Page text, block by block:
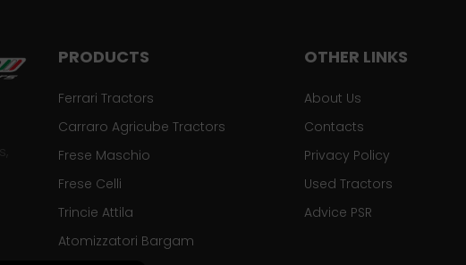
PRODUCTS
Ferrari Tractors
Carraro Agricube Tractors
Frese Maschio
Frese Celli
Trincie Attila
Atomizzatori Bargam
OTHER LINKS
About Us
Contacts
Privacy Policy
Used Tractors
Advice PSR